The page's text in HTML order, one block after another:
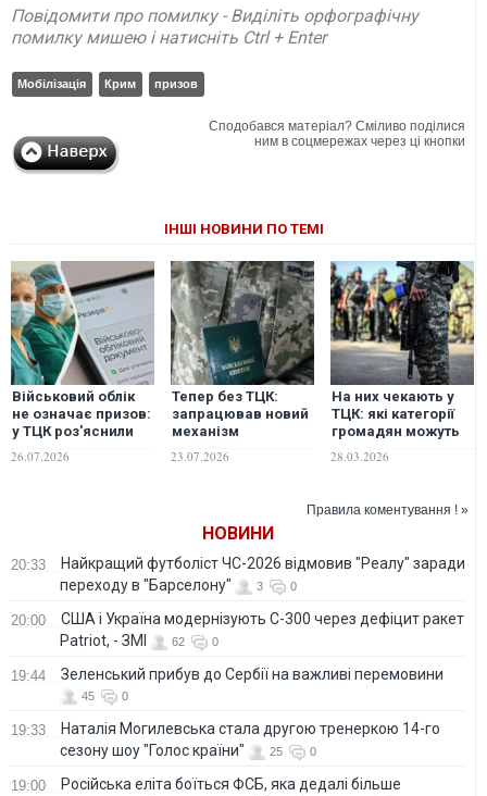
Повідомити про помилку - Виділіть орфографічну
помилку мишею і натисніть Ctrl + Enter
Мобілізація Крим призов
Сподобався матеріал? Сміливо поділися
ним в соцмережах через ці кнопки
ІНШІ НОВИНИ ПО ТЕМІ
Військовий облік
не означає призов:
у ТЦК роз'яснили
нюанси
військового обліку
26.07.2026
Тепер без ТЦК:
запрацював новий
механізм
мобілізації
23.07.2026
На них чекають у
ТЦК: які категорії
громадян можуть
бути мобілізовані з
1 квітня
28.03.2026
Правила коментування ! »
НОВИНИ
20:33
Найкращий футболіст ЧС-2026 відмовив "Реалу" заради
переходу в "Барселону"
3 0
20:00
США і Україна модернізують С-300 через дефіцит ракет
Patriot, - ЗМІ
62 0
19:44 Зеленський прибув до Сербії на важливі перемовини
45 0
19:33
Наталія Могилевська стала другою тренеркою 14-го
сезону шоу "Голос країни"
25 0
19:00
Російська еліта боїться ФСБ, яка дедалі більше